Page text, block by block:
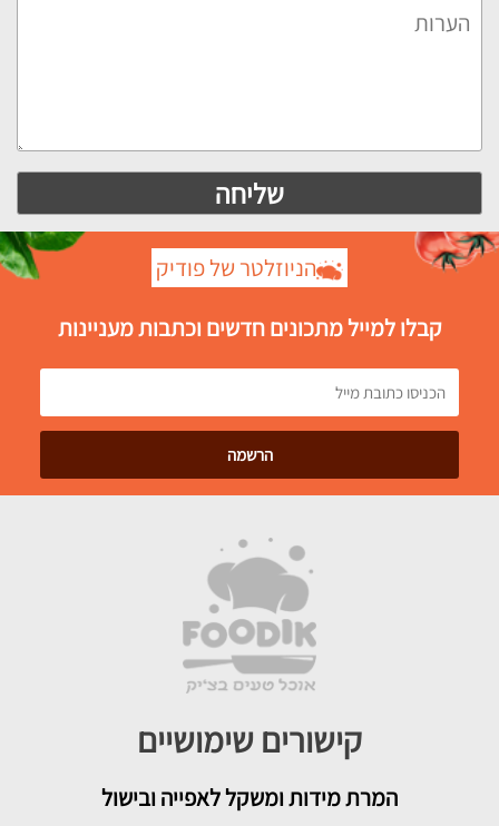
הניוזלטר של פודיק
קבלו למייל מתכונים חדשים וכתבות מעניינות
קישורים שימושיים
המרת מידות ומשקל לאפייה ובישול